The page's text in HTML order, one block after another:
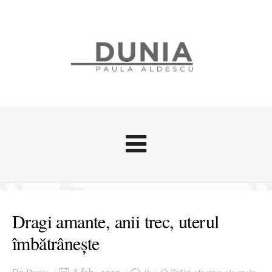
Zice Dunia
Cursuri povestite
Dragi amante, anii trec, uterul
îmbătrânește